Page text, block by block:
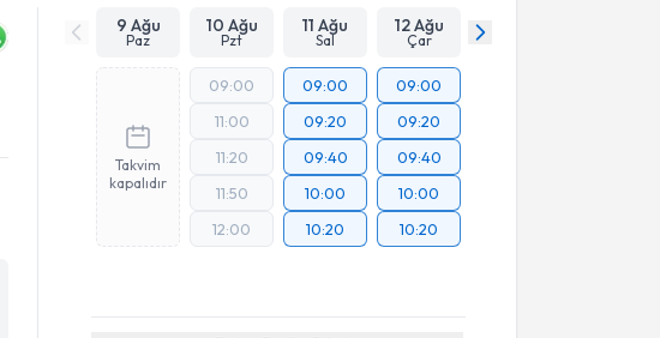
9 Ağu
Paz
10 Ağu
Pzt
11 Ağu
Sal
12 Ağu
Çar
Takvim
kapalıdır
09:00
11:00
11:20
11:50
12:00
09:00
09:20
09:40
10:00
10:20
09:00
09:20
09:40
10:00
10:20